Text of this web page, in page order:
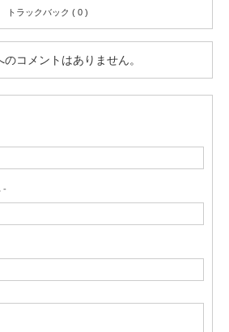
トラックバック ( 0 )
のコメントはありません。
-